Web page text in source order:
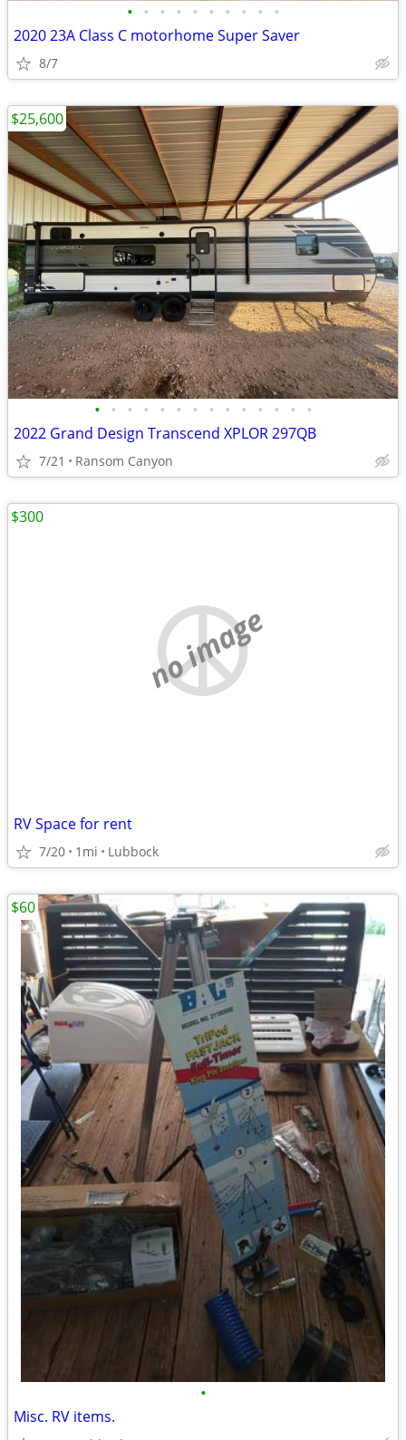
• • • • • • • • • •
2020 23A Class C motorhome Super Saver
8/7
• • • • • • • • • • • • • •
2022 Grand Design Transcend XPLOR 297QB
7/21 Ransom Canyon
$25,600
no image
RV Space for rent
7/20 1mi Lubbock
$300
•
Misc. RV items.
$60